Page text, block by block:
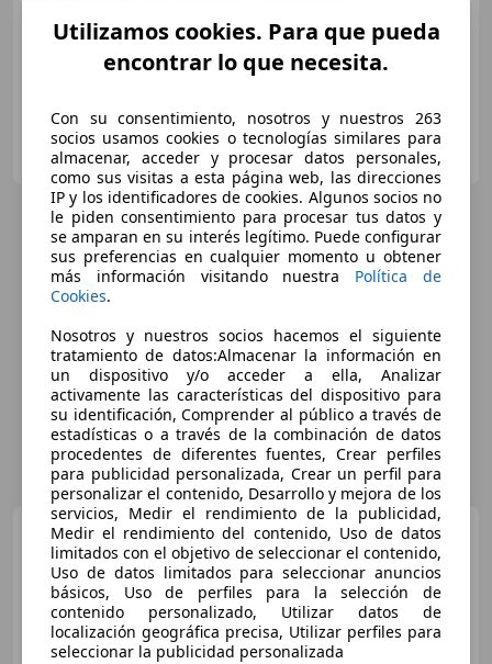
04/2020 102.862 km Diésel 73 kW (99 CV)
FLEXICAR ALICANTE.
ES-03007 ALICANTE
Citroen C4 Cactus
BlueHDi 100 S&S Business
€ 10.490
Utilizamos cookies. Para que pueda
encontrar lo que necesita.
Con su consentimiento, nosotros y nuestros 263
socios usamos cookies o tecnologías similares para
almacenar, acceder y procesar datos personales,
como sus visitas a esta página web, las direcciones
IP y los identificadores de cookies. Algunos socios no
le piden consentimiento para procesar tus datos y
se amparan en su interés legítimo. Puede configurar
sus preferencias en cualquier momento u obtener
más información visitando nuestra Política de
Cookies.
Nosotros y nuestros socios hacemos el siguiente
tratamiento de datos:Almacenar la información en
un dispositivo y/o acceder a ella, Analizar
activamente las características del dispositivo para
su identificación, Comprender al público a través de
estadísticas o a través de la combinación de datos
procedentes de diferentes fuentes, Crear perfiles
para publicidad personalizada, Crear un perfil para
personalizar el contenido, Desarrollo y mejora de los
servicios, Medir el rendimiento de la publicidad,
Medir el rendimiento del contenido, Uso de datos
limitados con el objetivo de seleccionar el contenido,
Uso de datos limitados para seleccionar anuncios
básicos, Uso de perfiles para la selección de
contenido personalizado, Utilizar datos de
localización geográfica precisa, Utilizar perfiles para
seleccionar la publicidad personalizada